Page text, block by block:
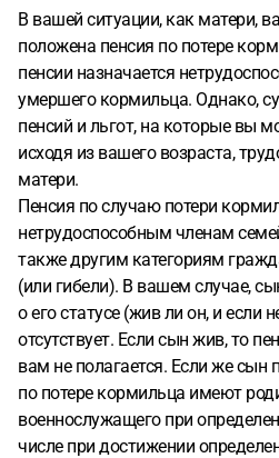
В вашей ситуации, как матери,
положена пенсия по потере
пенсии назначается
умершего кормильца. Однако,
пенсий и льгот, на которые вы
исходя из вашего возраста,
матери.
Пенсия по случаю потери
нетрудоспособным членам
также другим категориям
(или гибели). В вашем случае,
о его статусе (жив ли он, и если
отсутствует. Если сын жив, то
вам не полагается. Если же сын
по потере кормильца имеют
военнослужащего при
числе при достижении